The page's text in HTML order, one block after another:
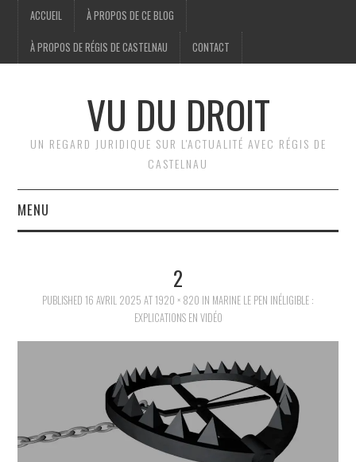
ACCUEIL À PROPOS DE CE BLOG
À PROPOS DE RÉGIS DE CASTELNAU CONTACT
VU DU DROIT
UN REGARD JURIDIQUE SUR L'ACTUALITÉ AVEC RÉGIS DE
CASTELNAU
MENU
2
PUBLISHED 16 AVRIL 2025 AT1920 × 820 IN MARINE LE PEN INÉLIGIBLE :
EXPLICATIONS EN VIDÉO